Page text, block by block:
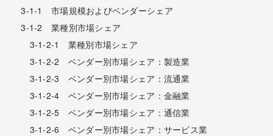
3-1-1 市場規模およびベンダーシェア
3-1-2 業種別市場シェア
3-1-2-1 業種別市場シェア
3-1-2-2 ベンダー別市場シェア：製造業
3-1-2-3 ベンダー別市場シェア：流通業
3-1-2-4 ベンダー別市場シェア：金融業
3-1-2-5 ベンダー別市場シェア：通信業
3-1-2-6 ベンダー別市場シェア：サービス業